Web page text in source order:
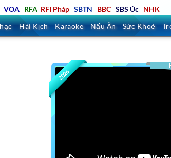
VOA RFA RFI Pháp SBTN BBC SBS Úc NHK
Hài Kịch Karaoke Nấu Ăn Sức Khoẻ
2026